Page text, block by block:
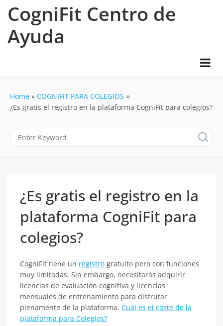
CogniFit Centro de
Ayuda
Home
COGNIFIT PARA COLEGIOS
¿Es gratis el registro en la plataforma CogniFit para colegios?
¿Es gratis el registro en la
plataforma CogniFit para
colegios?
CogniFit tiene un registro gratuito pero con funciones
muy limitadas. Sin embargo, necesitarás adquirir
licencias de evaluación cognitiva y licencias
mensuales de entrenamiento para disfrutar
plenamente de la plataforma. Cuál es el coste de la
plataforma para Colegios?